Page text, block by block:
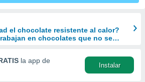
el chocolate resistente al calor?
en chocolates que no se
la app de
Instalar